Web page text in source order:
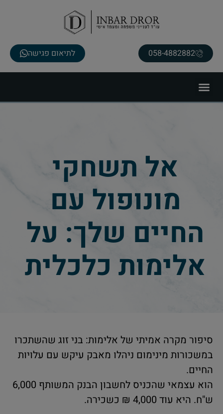
058-4882882 לתיאום פגישה
אל תשחקי
מונופול עם
החיים שלך: על
אלימות כלכלית
סיפור מקרה אמיתי של אלימות: בני זוג שהשתכרו
במשכורות מינימום ניהלו מאבק עיקש עם עלויות
החיים.
הוא עצמאי שהכניס לחשבון הבנק המשותף 6,000
ש"ח. היא עוד 4,000 ₪ כשכירה.